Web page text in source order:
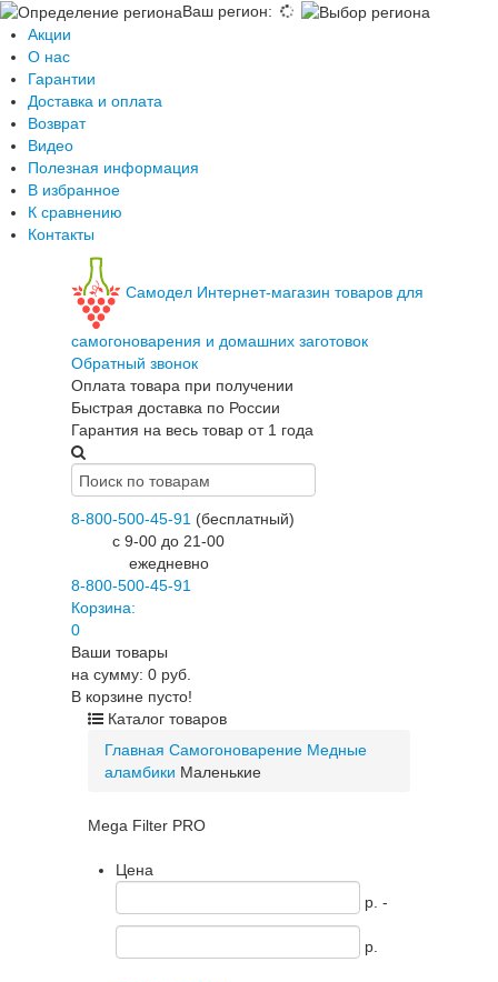
Ваш регион:
Акции
О нас
Гарантии
Доставка и оплата
Возврат
Видео
Полезная информация
В избранное
К сравнению
Контакты
Самодел Интернет-магазин товаров для
самогоноварения и домашних заготовок
Обратный звонок
Оплата товара при получении
Быстрая доставка по России
Гарантия на весь товар от 1 года
8-800-500-45-91 (бесплатный)
c 9-00 до 21-00
ежедневно
8-800-500-45-91
Корзина:
0
Ваши товары
на сумму: 0 руб.
В корзине пусто!
Каталог товаров
Главная Самогоноварение Медные
аламбики Маленькие
Mega Filter PRO
Цена
p. -
p.